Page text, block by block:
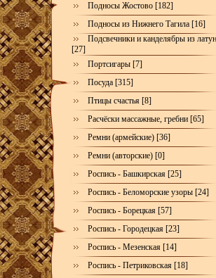
Подносы Жостово [182]
Подносы из Нижнего Тагила [16]
Подсвечники и канделябры из
[27]
Портсигары [7]
Посуда [315]
Птицы счастья [8]
Расчёски массажные, гребни [65]
Ремни (армейские) [36]
Ремни (авторские) [0]
Роспись - Башкирская [25]
Роспись - Беломорские узоры [24]
Роспись - Борецкая [57]
Роспись - Городецкая [23]
Роспись - Мезенская [14]
Роспись - Петриковская [18]